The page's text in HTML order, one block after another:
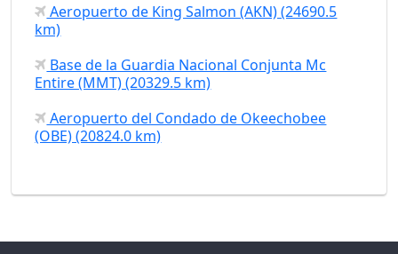
Aeropuerto de King Salmon (AKN) (24690.5
km)
Base de la Guardia Nacional Conjunta Mc
Entire (MMT) (20329.5 km)
Aeropuerto del Condado de Okeechobee
(OBE) (20824.0 km)